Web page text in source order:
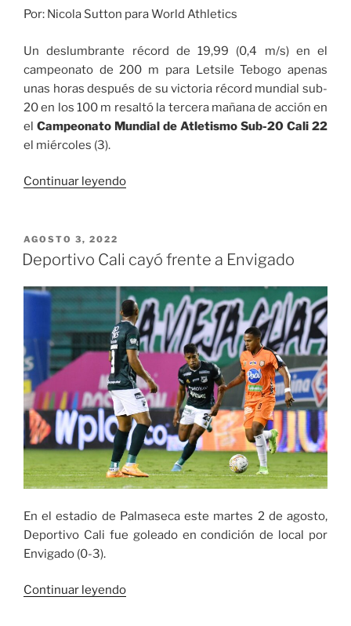
Por: Nicola Sutton para World Athletics
Un deslumbrante récord de 19,99 (0,4 m/s) en el
campeonato de 200 m para Letsile Tebogo apenas
unas horas después de su victoria récord mundial sub-
20 en los 100 m resaltó la tercera mañana de acción en
el Campeonato Mundial de Atletismo Sub-20 Cali 22
el miércoles (3).
Continuar leyendo«Tercera
Campeonato
de
Atletismo
Sub
20
Cali
2022»
PUBLICADO
EL
AGOSTO 3, 2022
Deportivo Cali cayó frente a Envigado
En el estadio de Palmaseca este martes 2 de agosto,
Deportivo Cali fue goleado en condición de local por
Envigado (0-3).
Continuar leyendo«Deportivo